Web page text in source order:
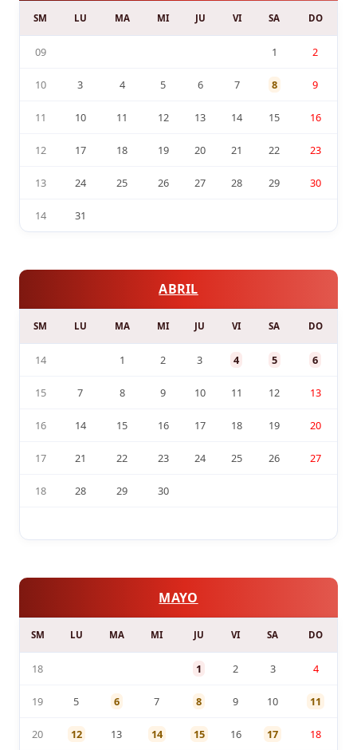
SM LU MA MI JU VI SA DO
09 1 2
10 3 4 5 6 7 8 9
11 10 11 12 13 14 15 16
12 17 18 19 20 21 22 23
13 24 25 26 27 28 29 30
14 31
ABRIL
SM LU MA MI JU VI SA DO
14 1 2 3 4 5 6
15 7 8 9 10 11 12 13
16 14 15 16 17 18 19 20
17 21 22 23 24 25 26 27
18 28 29 30
MAYO
SM LU MA MI JU VI SA DO
18 1 2 3 4
19 5 6 7 8 9 10 11
20 12 13 14 15 16 17 18